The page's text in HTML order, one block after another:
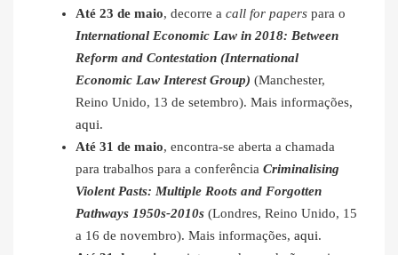
Até 23 de maio, decorre a call for papers para o
International Economic Law in 2018: Between
Reform and Contestation (International
Economic Law Interest Group) (Manchester,
Reino Unido, 13 de setembro). Mais informações,
aqui.
Até 31 de maio, encontra-se aberta a chamada
para trabalhos para a conferência Criminalising
Violent Pasts: Multiple Roots and Forgotten
Pathways 1950s-2010s (Londres, Reino Unido, 15
a 16 de novembro). Mais informações, aqui.